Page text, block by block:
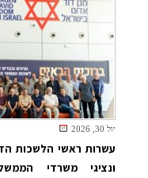
יול 30, 2026
עשרות ראשי הלשכות
ונציגי משרדי